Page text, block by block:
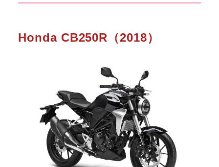
Honda CB250R（2018）